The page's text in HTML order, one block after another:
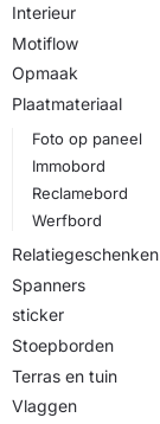
Interieur
Motiflow
Opmaak
Plaatmateriaal
Foto op paneel
Immobord
Reclamebord
Werfbord
Relatiegeschenken
Spanners
sticker
Stoepborden
Terras en tuin
Vlaggen